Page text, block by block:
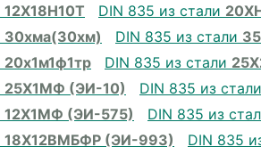
12Х18Н10Т DIN 835 из стали
30хма(30хм) DIN 835 из стали
20х1м1ф1тр DIN 835 из стали
25Х1МФ (ЭИ-10) DIN 835 из стали
12Х1МФ (ЭИ-575) DIN 835 из
18Х12ВМБФР (ЭИ-993) DIN 835